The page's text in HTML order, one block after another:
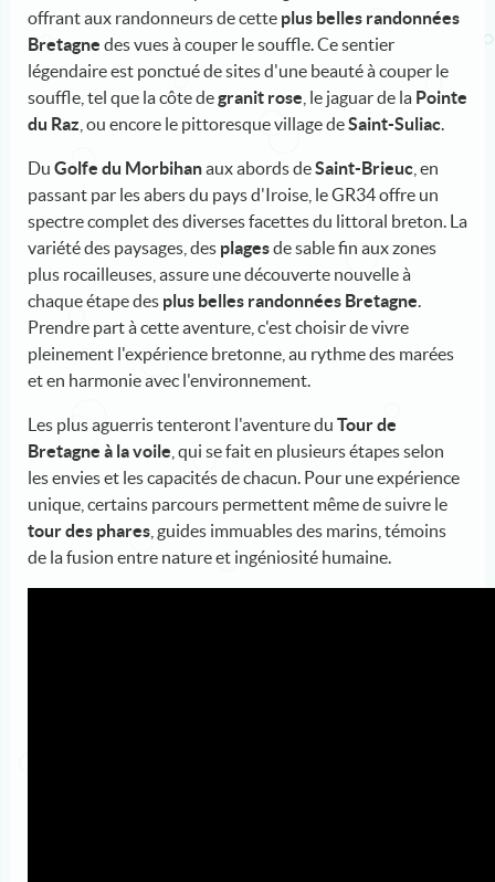
offrant aux randonneurs de cette plus belles randonnées
Bretagne des vues à couper le souffle. Ce sentier
légendaire est ponctué de sites d'une beauté à couper le
souffle, tel que la côte degranit rose , le jaguar de la Pointe
du Raz , ou encore le pittoresque village deSaint-Suliac.
Du Golfe du Morbihanaux abords deSaint-Brieuc, en
passant par les abers du pays d'Iroise, le GR34 offre un
spectre complet des diverses facettes du littoral breton. La
variété des paysages, des plagesde sable fin aux zones
plus rocailleuses, assure une découverte nouvelle à
chaque étape des plus belles randonnées Bretagne.
Prendre part à cette aventure, c'est choisir de vivre
pleinement l'expérience bretonne, au rythme des marées
et en harmonie avec l'environnement.
Les plus aguerris tenteront l'aventure du Tour de
Bretagne à la voile , qui se fait en plusieurs étapes selon
les envies et les capacités de chacun. Pour une expérience
unique, certains parcours permettent même de suivre le
tour des phares, guides immuables des marins, témoins
de la fusion entre nature et ingéniosité humaine.